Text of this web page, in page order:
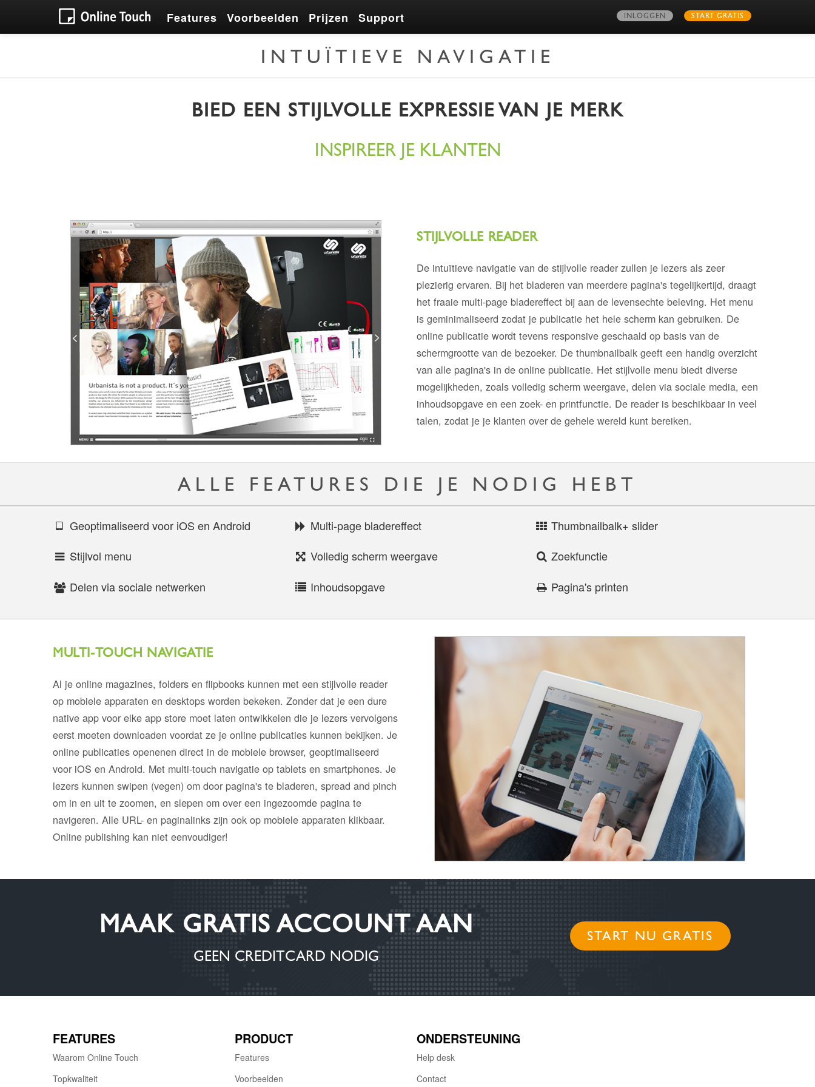
INLOGGEN START GRATIS
Features Voorbeelden Prijzen Support
INTUÏTIEVE NAVIGATIE
BIED EEN STIJLVOLLE EXPRESSIE VAN JE MERK
INSPIREER JE KLANTEN
STIJLVOLLE READER
De intuïtieve navigatie van de stijlvolle reader zullen je lezers als zeer
plezierig ervaren. Bij het bladeren van meerdere pagina's tegelijkertijd, draagt
het fraaie multi-page bladereffect bij aan de levensechte beleving. Het menu
is geminimaliseerd zodat je publicatie het hele scherm kan gebruiken. De
online publicatie wordt tevens responsive geschaald op basis van de
schermgrootte van de bezoeker. De thumbnailbalk geeft een handig overzicht
van alle pagina's in de online publicatie. Het stijlvolle menu biedt diverse
mogelijkheden, zoals volledig scherm weergave, delen via sociale media, een
inhoudsopgave en een zoek- en printfunctie. De reader is beschikbaar in veel
talen, zodat je je klanten over de gehele wereld kunt bereiken.
ALLE FEATURES DIE JE NODIG HEBT
Geoptimaliseerd voor iOS en Android Multi-page bladereffect
Thumbnailbalk+ slider
Stijlvol menu
Volledig scherm weergave
Zoekfunctie
Delen via sociale netwerken
Inhoudsopgave Pagina's printen
MULTI-TOUCH NAVIGATIE
Al je online magazines, folders en flipbooks kunnen met een stijlvolle reader
op mobiele apparaten en desktops worden bekeken. Zonder dat je een dure
native app voor elke app store moet laten ontwikkelen die je lezers vervolgens
eerst moeten downloaden voordat ze je online publicaties kunnen bekijken. Je
online publicaties openenen direct in de mobiele browser, geoptimaliseerd
voor iOS en Android. Met multi-touch navigatie op tablets en smartphones. Je
lezers kunnen swipen (vegen) om door pagina's te bladeren, spread and pinch
om in en uit te zoomen, en slepen om over een ingezoomde pagina te
navigeren. Alle URL- en paginalinks zijn ook op mobiele apparaten klikbaar.
Online publishing kan niet eenvoudiger!
MAAK GRATIS ACCOUNT AAN
GEEN CREDITCARD NODIG
START NU GRATIS
FEATURES
Waarom Online Touch
Topkwaliteit
PRODUCT
Features
Voorbeelden
ONDERSTEUNING
Help desk
Contact